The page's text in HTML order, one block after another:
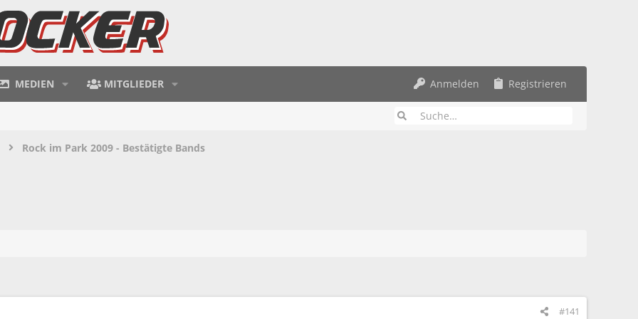
MEDIEN MITGLIEDER Anmelden Registrieren
Rock im Park 2009 - Bestätigte Bands
#141